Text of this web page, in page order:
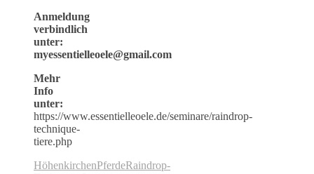
Anmeldung
verbindlich
unter:
myessentielleoele@gmail.com
Mehr
Info
unter:
https://www.essentielleoele.de/seminare/raindrop-
technique-
tiere.php
HöhenkirchenPferdeRaindrop-